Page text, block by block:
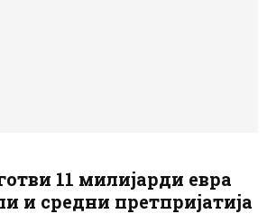
11 милијарди евра
и средни претпријатија